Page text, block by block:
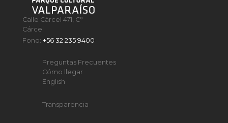
Calle Cárcel 471, C°
Cárcel
Fono:+56 32 235 9400
Preguntas Frecuentes
Cómo llegar
English
Transparencia